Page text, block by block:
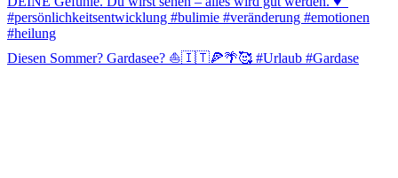
Diesen Sommer? Gardasee? ⛵️🇮🇹🍕🌴🥰 #Urlaub #Gardase